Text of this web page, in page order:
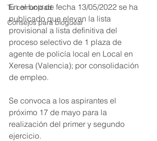
Tu comunidad
Consejos para bloguear
En el bop de fecha 13/05/2022 se ha
publicado que elevan la lista
provisional a lista definitiva del
proceso selectivo de 1 plaza de
agente de policía local en Local en
Xeresa (Valencia); por consolidación
de empleo.
Se convoca a los aspirantes el
próximo 17 de mayo para la
realización del primer y segundo
ejercicio.